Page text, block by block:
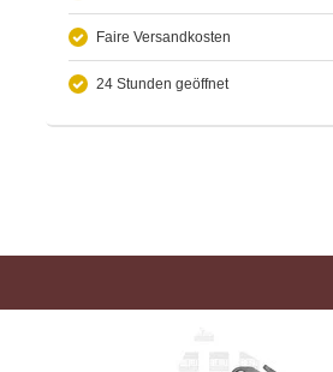
Faire Versandkosten
24 Stunden geöffnet